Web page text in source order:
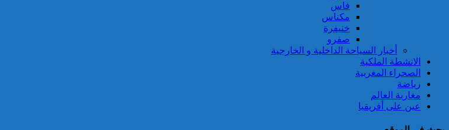
فاس
مكناس
خنيفرة
صفرو
أخبار السياحة الداخلية و الخارجية
الانشطة الملكية
الصحراء المغربية
رياضة
مغاربة العالم
عين على أفريقيا